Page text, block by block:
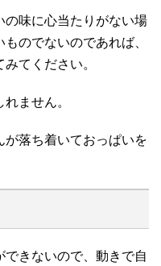
の味に心当たりがない場
のでないのであれば、
てください。
ません。
が落ち着いておっぱいを
きないので、動きで自